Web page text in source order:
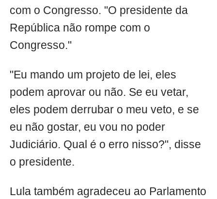
com o Congresso. "O presidente da
República não rompe com o
Congresso."
"Eu mando um projeto de lei, eles
podem aprovar ou não. Se eu vetar,
eles podem derrubar o meu veto, e se
eu não gostar, eu vou no poder
Judiciário. Qual é o erro nisso?", disse
o presidente.
Lula também agradeceu ao Parlamento